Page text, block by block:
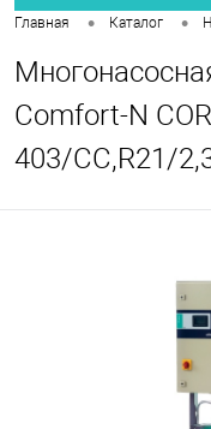
Главная • Каталог •
Comfort-N
403/CC,R21/